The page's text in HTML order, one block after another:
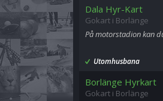
Dala Hyr-Kart
Gokart i Borlänge
På motorstadion kan
Utomhusbana
Borlänge Hyrkart
Gokart i Borlänge